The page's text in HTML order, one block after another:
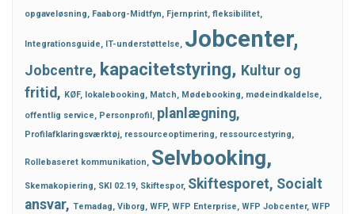
opgaveløsning Faaborg-Midtfyn Fjernprint fleksibilitet
Integrationsguide IT-understøttelse Jobcenter
Jobcentre kapacitetstyring
Kultur og
fritid
KØF lokalebooking Match Mødebooking
mødeindkaldelse
offentlig service
Personprofil planlægning
Profilafklaringsværktøj ressourceoptimering ressourcestyring
Rollebaseret kommunikation Selvbooking
Skemakopiering SKI 02.19 Skiftespor Skiftesporet Socialt
ansvar
Temadag Viborg WFP WFP Enterprise WFP Jobcenter WFP